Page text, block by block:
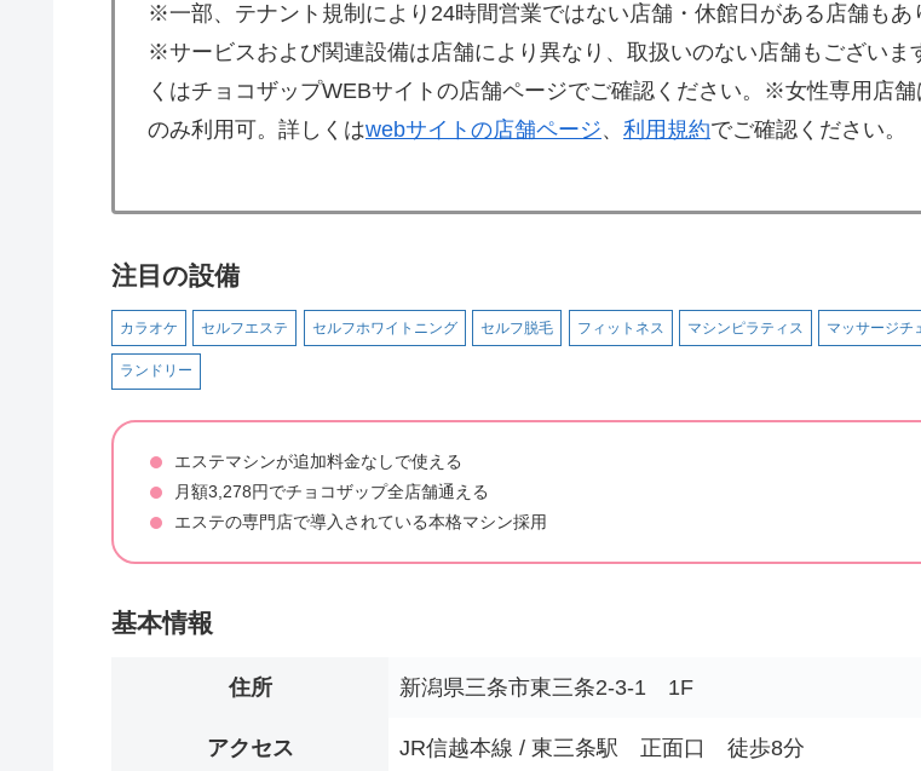
※一部、テナント規制により24時間営業ではない店舗・休館日がある店舗もあ
※サービスおよび関連設備は店舗により異なり、取扱いのない店舗もございま
くはチョコザップWEBサイトの店舗ページでご確認ください。※女性専用店舗
のみ利用可。詳しくはwebサイトの店舗ページ、 利用規約でご確認ください。
注目の設備
カラオケ セルフエステ セルフホワイトニング セルフ脱毛 フィットネス マシンピラティス マッサージチ
ランドリー
エステマシンが追加料金なしで使える
月額3,278円でチョコザップ全店舗通える
エステの専門店で導入されている本格マシン採用
基本情報
住所 新潟県三条市東三条2-3-1 1F
アクセス JR信越本線 / 東三条駅 正面口 徒歩8分